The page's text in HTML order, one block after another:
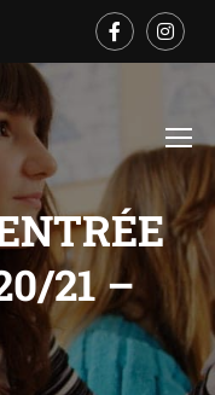
21 –